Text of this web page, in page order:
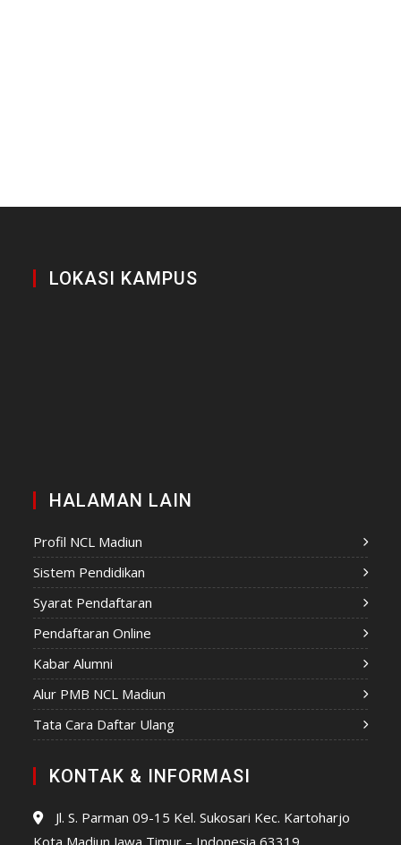
LOKASI KAMPUS
HALAMAN LAIN
Profil NCL Madiun
Sistem Pendidikan
Syarat Pendaftaran
Pendaftaran Online
Kabar Alumni
Alur PMB NCL Madiun
Tata Cara Daftar Ulang
KONTAK & INFORMASI
Jl. S. Parman 09-15 Kel. Sukosari Kec. Kartoharjo